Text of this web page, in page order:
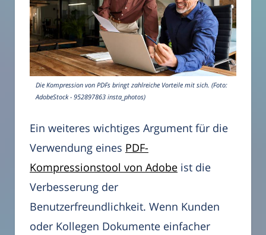
Die Kompression von PDFs bringt zahlreiche Vorteile mit sich. (Foto:
AdobeStock - 952897863 insta_photos)
Ein weiteres wichtiges Argument für die
Verwendung eines PDF-
Kompressionstool von Adobe ist die
Verbesserung der
Benutzerfreundlichkeit. Wenn Kunden
oder Kollegen Dokumente einfacher